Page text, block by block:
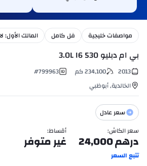
مواصفات خليجية فل كامل المالك الأول: لا
بي ام دبليو 530 3.0L I6
2013
234,100 كم #799963
الخالدية,أبوظبي
سعر عادل
سعر الكاش:
درهم24,000
تتبع السعر
أقساط:
غير متوفر